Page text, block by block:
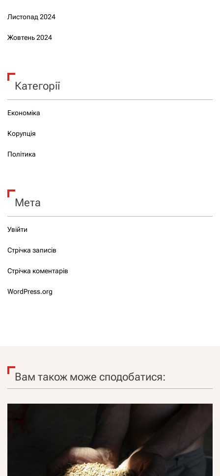
Листопад 2024
Жовтень 2024
Категорії
Економіка
Корупція
Політика
Мета
Увійти
Стрічка записів
Стрічка коментарів
WordPress.org
Вам також може сподобатися: